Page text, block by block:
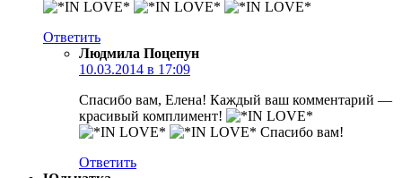
Ответить
Людмила Поцепун
10.03.2014 в 17:09
Спасибо вам, Елена! Каждый ваш комментарий —
красивый комплимент!
Спасибо вам!
Ответить